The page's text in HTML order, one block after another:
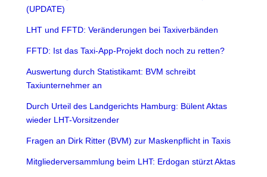
(UPDATE)
LHT und FFTD: Veränderungen bei Taxiverbänden
FFTD: Ist das Taxi-App-Projekt doch noch zu retten?
Auswertung durch Statistikamt: BVM schreibt
Taxiunternehmer an
Durch Urteil des Landgerichts Hamburg: Bülent Aktas
wieder LHT-Vorsitzender
Fragen an Dirk Ritter (BVM) zur Maskenpflicht in Taxis
Mitgliederversammlung beim LHT: Erdogan stürzt Aktas